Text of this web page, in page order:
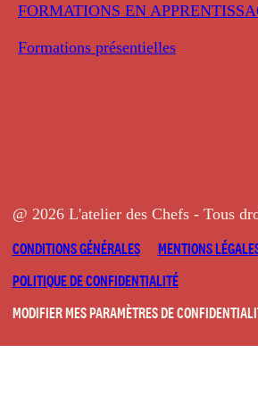
FORMATIONS EN
Formations présentielles
@ 2026 L'atelier des Chefs - Tous
CONDITIONS GÉNÉRALES
MENTIONS
POLITIQUE DE CONFIDENTIALITÉ
MODIFIER MES PARAMÈTRES DE